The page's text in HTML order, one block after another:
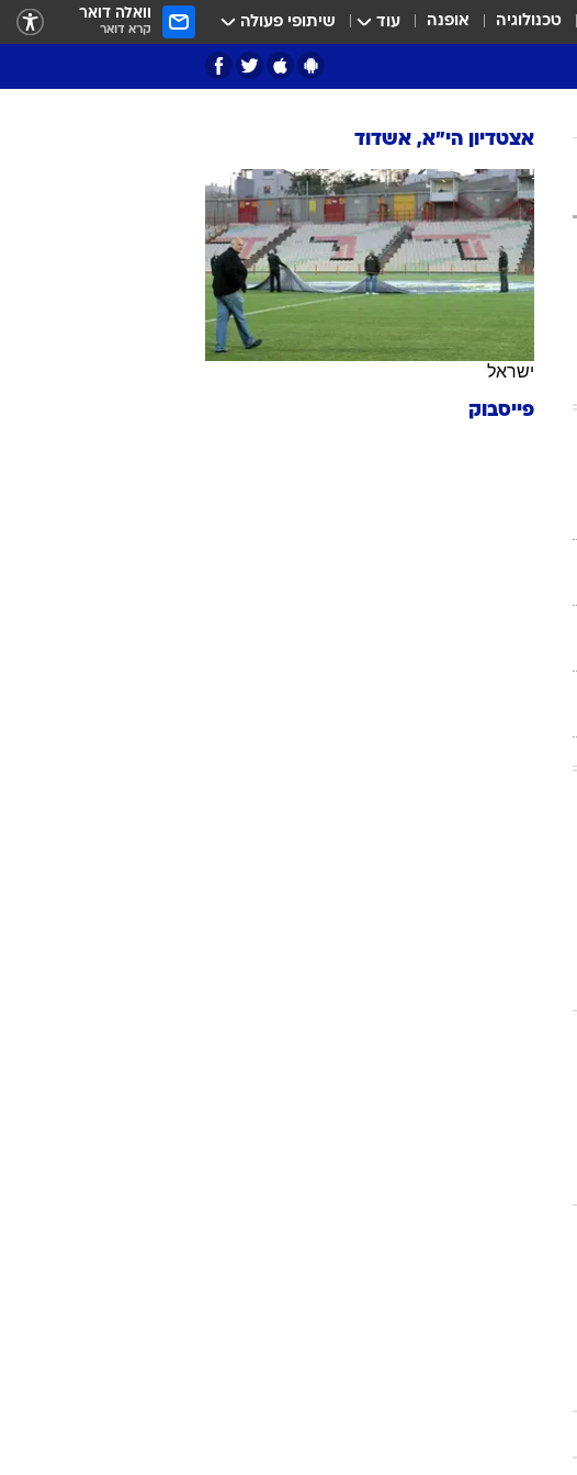
טכנולוגיה אופנה עוד שיתופי פעולה וואלה דואר
קרא דואר
אצטדיון הי"א, אשדוד
ישראל
פייסבוק